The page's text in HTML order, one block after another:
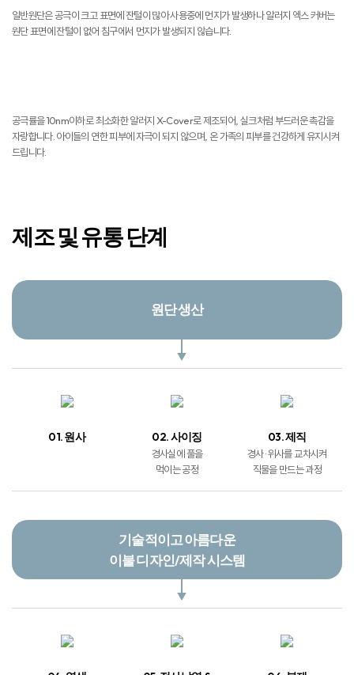
일반원단은 공극이 크고 표면에 잔털이 많아 사용중에 먼지가 발생하나 알러지 엑스 커버는
원단 표면에 잔털이 없어 침구에서 먼지가 발생되지 않습니다.
공극률을 10nm이하로 최소화한 알러지 X-Cover로 제조되어, 실크처럼 부드러운 촉감을
자랑합니다. 아이들의 연한 피부에 자극이 되지 않으며, 온 가족의 피부를 건강하게 유지시켜
드립니다.
제조 및 유통 단계
원단 생산
01. 원사 02. 사이징
경사실에 풀을
먹이는 공정
03. 제직
경사 · 위사를 교차시켜
직물을 만드는 과정
기술적이고 아름다운
이불 디자인/제작 시스템